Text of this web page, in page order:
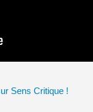
Sens Critique !